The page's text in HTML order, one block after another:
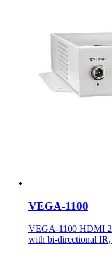
VEGA-1100
VEGA-1100 HDMI
with bi-directional IR,